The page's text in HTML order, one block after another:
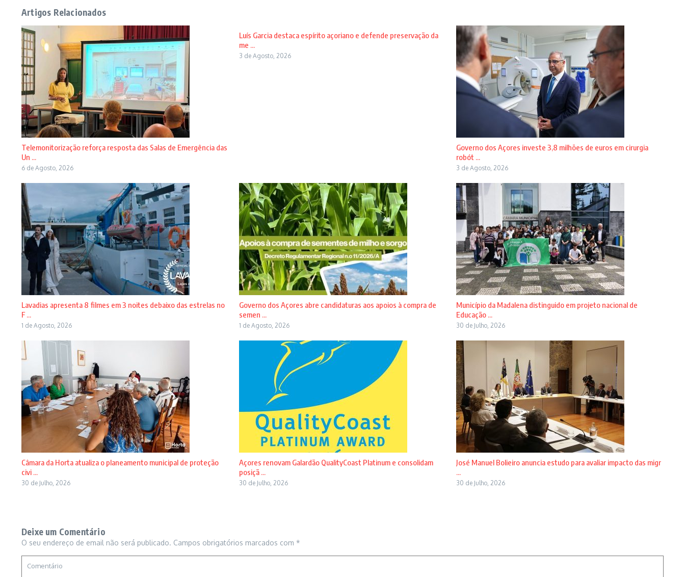
Artigos Relacionados
Telemonitorização reforça resposta das Salas de Emergência das
Un ...
6 de Agosto, 2026
Luís Garcia destaca espírito açoriano e defende preservação da
me ...
3 de Agosto, 2026
Governo dos Açores investe 3,8 milhões de euros em cirurgia
robót ...
3 de Agosto, 2026
Lavadias apresenta 8 filmes em 3 noites debaixo das estrelas no
F ...
1 de Agosto, 2026
Governo dos Açores abre candidaturas aos apoios à compra de
semen ...
1 de Agosto, 2026
Município da Madalena distinguido em projeto nacional de
Educação ...
30 de Julho, 2026
Câmara da Horta atualiza o planeamento municipal de proteção
civi ...
30 de Julho, 2026
Açores renovam Galardão QualityCoast Platinum e consolidam
posiçã ...
30 de Julho, 2026
José Manuel Bolieiro anuncia estudo para avaliar impacto das migr
...
30 de Julho, 2026
Deixe um Comentário
O seu endereço de email não será publicado. Campos obrigatórios marcados com *